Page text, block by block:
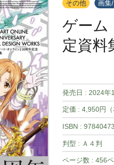
その他 画集
ゲーム
定資料
発売日 : 2024年
定価 : 4,950円（
ISBN :
判型 : Ａ４判
ページ数 : 456